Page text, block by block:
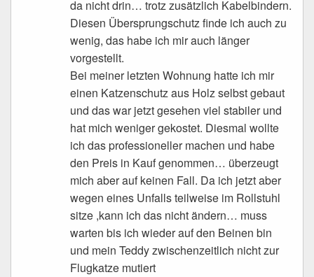
da nicht drin… trotz zusätzlich Kabelbindern.
Diesen Übersprungschutz finde ich auch zu
wenig, das habe ich mir auch länger
vorgestellt.
Bei meiner letzten Wohnung hatte ich mir
einen Katzenschutz aus Holz selbst gebaut
und das war jetzt gesehen viel stabiler und
hat mich weniger gekostet. Diesmal wollte
ich das professioneller machen und habe
den Preis in Kauf genommen… überzeugt
mich aber auf keinen Fall. Da ich jetzt aber
wegen eines Unfalls teilweise im Rollstuhl
sitze ,kann ich das nicht ändern… muss
warten bis ich wieder auf den Beinen bin
und mein Teddy zwischenzeitlich nicht zur
Flugkatze mutiert